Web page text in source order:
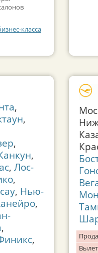
класса
,
,
,
,
, Лос-
,
, Нью-
,
,
,